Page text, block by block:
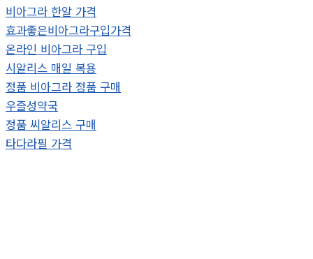
비아그라 한알 가격
효과좋은비아그라구입가격
온라인 비아그라 구입
시알리스 매일 복용
정품 비아그라 정품 구매
우즐성약국
정품 씨알리스 구매
타다라필 가격